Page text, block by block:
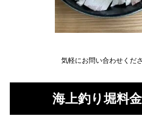
気軽にお問い合わせくだ
海上釣り堀料